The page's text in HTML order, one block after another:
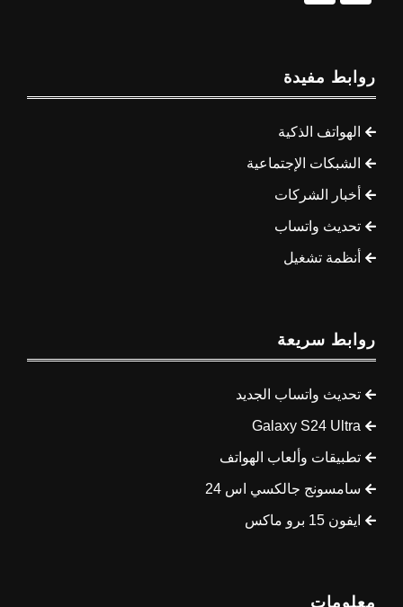
روابط مفيدة
الهواتف الذكية
الشبكات الإجتماعية
أخبار الشركات
تحديث واتساب
أنظمة تشغيل
روابط سريعة
تحديث واتساب الجديد
Galaxy S24 Ultra
تطبيقات وألعاب الهواتف
سامسونج جالكسي اس 24
ايفون 15 برو ماكس
معلومات